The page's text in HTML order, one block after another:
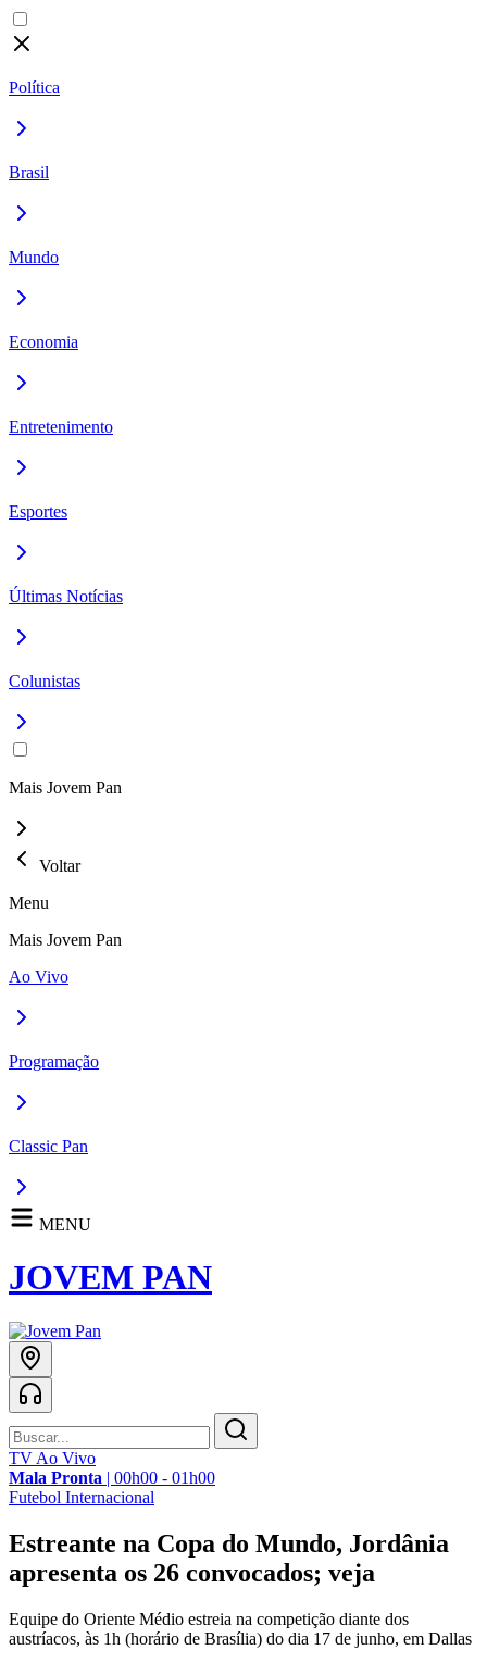
Política
Brasil
Mundo
Economia
Entretenimento
Esportes
Últimas Notícias
Colunistas
Mais Jovem Pan
Voltar
Menu
Mais Jovem Pan
Ao Vivo
Programação
Classic Pan
MENU
JOVEM PAN
TV Ao Vivo
Mala Pronta | 00h00 - 01h00
Futebol Internacional
Estreante na Copa do Mundo, Jordânia
apresenta os 26 convocados; veja
Equipe do Oriente Médio estreia na competição diante dos
austríacos, às 1h (horário de Brasília) do dia 17 de junho, em Dallas